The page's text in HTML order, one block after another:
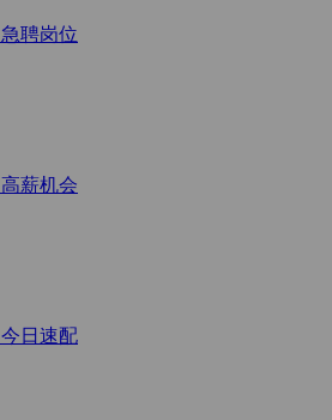
急聘岗位
高薪机会
今日速配